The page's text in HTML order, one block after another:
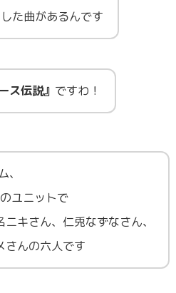
た曲があるんです
ス伝説』 ですわ！
ユニットで
キさん、仁兎なずなさん、
さんの六人です